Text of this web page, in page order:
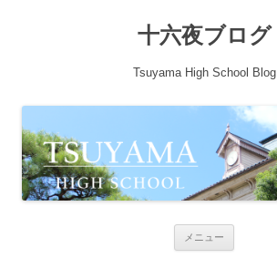
十六夜ブログ
Tsuyama High School Blog
メニュー